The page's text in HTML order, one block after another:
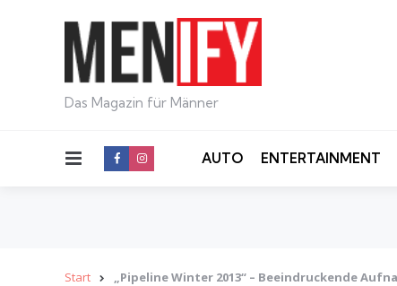
Das Magazin für Männer
Menu AUTO ENTERTAINMENT
Start „Pipeline Winter 2013“ – Beeindruckende